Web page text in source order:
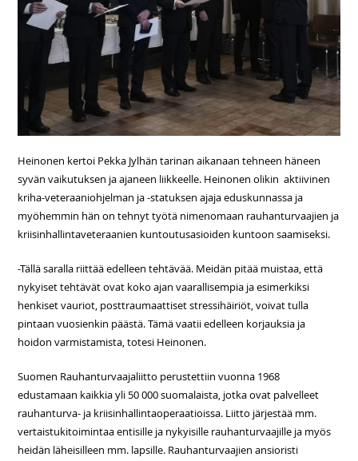
Heinonen kertoi Pekka Jylhän tarinan aikanaan tehneen häneen
syvän vaikutuksen ja ajaneen liikkeelle. Heinonen olikin aktiivinen
kriha-veteraaniohjelman ja -statuksen ajaja eduskunnassa ja
myöhemmin hän on tehnyt työtä nimenomaan rauhanturvaajien ja
kriisinhallintaveteraanien kuntoutusasioiden kuntoon saamiseksi.
-Tällä saralla riittää edelleen tehtävää. Meidän pitää muistaa, että
nykyiset tehtävät ovat koko ajan vaarallisempia ja esimerkiksi
henkiset vauriot, posttraumaattiset stressihäiriöt, voivat tulla
pintaan vuosienkin päästä. Tämä vaatii edelleen korjauksia ja
hoidon varmistamista, totesi Heinonen.
Suomen Rauhanturvaajaliitto perustettiin vuonna 1968
edustamaan kaikkia yli 50 000 suomalaista, jotka ovat palvelleet
rauhanturva- ja kriisinhallintaoperaatioissa. Liitto järjestää mm.
vertaistukitoimintaa entisille ja nykyisille rauhanturvaajille ja myös
heidän läheisilleen mm. lapsille. Rauhanturvaajien ansioristi